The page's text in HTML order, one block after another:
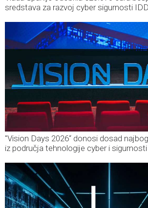
sredstava za razvoj cyber sigurnosti
"Vision Days 2026“ donosi dosad
iz područja tehnologije cyber i sigurnosti